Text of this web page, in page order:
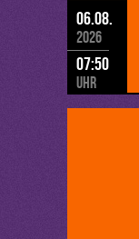
06.08.
2026
07:50
Uhr